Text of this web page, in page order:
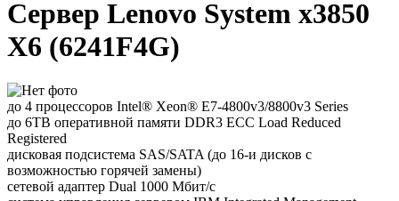
Сервер Lenovo System x3850
X6 (6241F4G)
до 4 процессоров Intel® Xeon® E7-4800v3/8800v3 Series
до 6TB оперативной памяти DDR3 ECC Load Reduced
Registered
дисковая подсистема SAS/SATA (до 16-и дисков с
возможностью горячей замены)
сетевой адаптер Dual 1000 Мбит/с